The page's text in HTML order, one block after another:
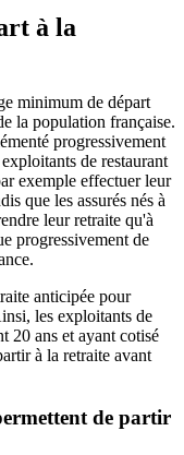
à la
minimum de départ
la population française.
progressivement
de restaurant
exemple effectuer leur
que les assurés nés à
leur retraite qu'à
progressivement de
anticipée pour
les exploitants de
20 ans et ayant cotisé
à la retraite avant
de partir